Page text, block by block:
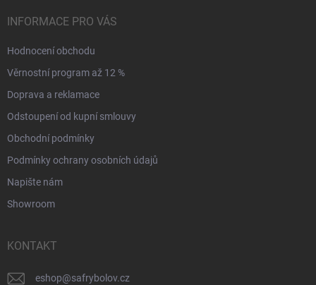
INFORMACE PRO VÁS
Hodnocení obchodu
Věrnostní program až 12 %
Doprava a reklamace
Odstoupení od kupní smlouvy
Obchodní podmínky
Podmínky ochrany osobních údajů
Napište nám
Showroom
KONTAKT
eshop@safrybolov.cz